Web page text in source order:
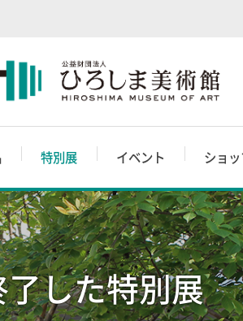
特別展 イベント ショ
した特別展